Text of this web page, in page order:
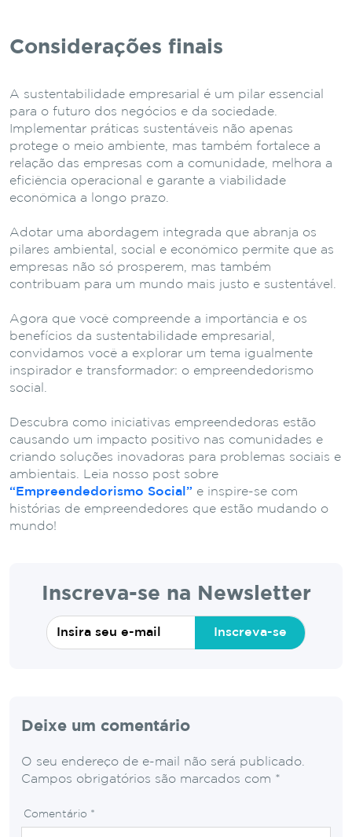
Considerações finais
A sustentabilidade empresarial é um pilar essencial
para o futuro dos negócios e da sociedade.
Implementar práticas sustentáveis não apenas
protege o meio ambiente, mas também fortalece a
relação das empresas com a comunidade, melhora a
eficiência operacional e garante a viabilidade
econômica a longo prazo.
Adotar uma abordagem integrada que abranja os
pilares ambiental, social e econômico permite que as
empresas não só prosperem, mas também
contribuam para um mundo mais justo e sustentável.
Agora que você compreende a importância e os
benefícios da sustentabilidade empresarial,
convidamos você a explorar um tema igualmente
inspirador e transformador: o empreendedorismo
social.
Descubra como iniciativas empreendedoras estão
causando um impacto positivo nas comunidades e
criando soluções inovadoras para problemas sociais e
ambientais. Leia nosso post sobre
“Empreendedorismo Social” e inspire-se com
histórias de empreendedores que estão mudando o
mundo!
Inscreva-se na Newsletter
Inscreva-se
Deixe um comentário
O seu endereço de e-mail não será publicado.
Campos obrigatórios são marcados com *
Comentário *